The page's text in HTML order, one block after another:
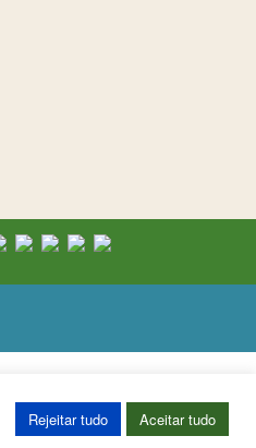
Rejeitar tudo Aceitar tudo